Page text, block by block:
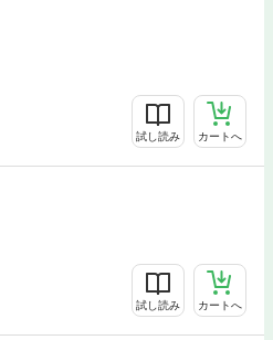
試し読み カートへ
試し読み カートへ